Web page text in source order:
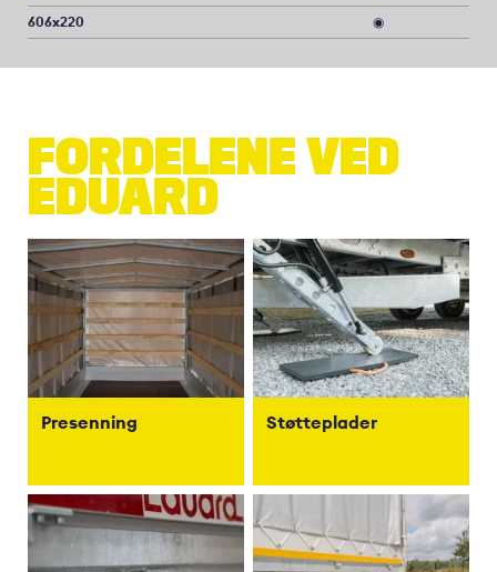
606x220
◉
FORDELENE VED
EDUARD
Presenning Støtteplader